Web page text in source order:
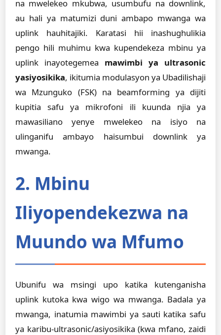
na mwelekeo mkubwa, usumbufu na downlink,
au hali ya matumizi duni ambapo mwanga wa
uplink hauhitajiki. Karatasi hii inashughulikia
pengo hili muhimu kwa kupendekeza mbinu ya
uplink inayotegemea mawimbi ya ultrasonic
yasiyosikika, ikitumia modulasyon ya Ubadilishaji
wa Mzunguko (FSK) na beamforming ya dijiti
kupitia safu ya mikrofoni ili kuunda njia ya
mawasiliano yenye mwelekeo na isiyo na
ulinganifu ambayo haisumbui downlink ya
mwanga.
2. Mbinu
Iliyopendekezwa na
Muundo wa Mfumo
Ubunifu wa msingi upo katika kutenganisha
uplink kutoka kwa wigo wa mwanga. Badala ya
mwanga, inatumia mawimbi ya sauti katika safu
ya karibu-ultrasonic/asiyosikika (kwa mfano, zaidi